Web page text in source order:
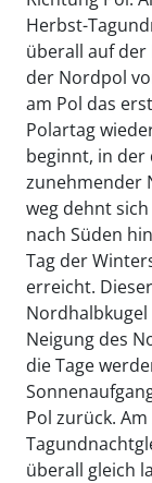
Herbst-
überall auf der
der Nordpol
am Pol das
Polartag
beginnt, in der
zunehmender
weg dehnt
nach Süden
Tag der
erreicht.
Neigung des
die Tage
Pol zurück.
überall gleich